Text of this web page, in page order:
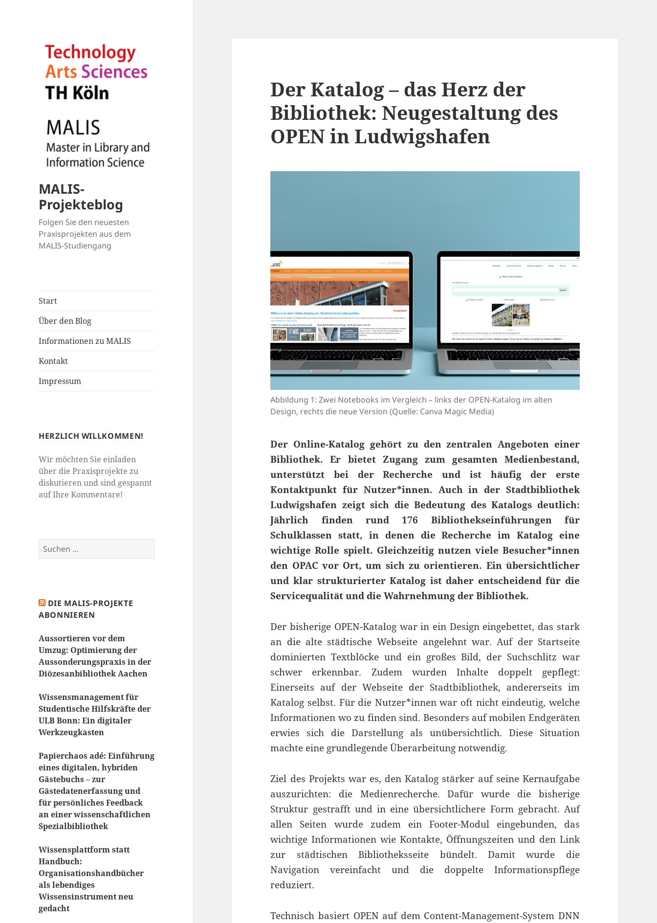
MALIS-
Projekteblog
Folgen Sie den neuesten
Praxisprojekten aus dem
MALIS-Studiengang
Start
Über den Blog
Informationen zu MALIS
Kontakt
Impressum
HERZLICH WILLKOMMEN!
Wir möchten Sie einladen
über die Praxisprojekte zu
diskutieren und sind gespannt
auf Ihre Kommentare!
Suchen
nach:
DIE MALIS-PROJEKTE
ABONNIEREN
Aussortieren vor dem
Umzug: Optimierung der
Aussonderungspraxis in der
Diözesanbibliothek Aachen
Wissensmanagement für
Studentische Hilfskräfte der
ULB Bonn: Ein digitaler
Werkzeugkasten
Papierchaos adé: Einführung
eines digitalen, hybriden
Gästebuchs – zur
Gästedatenerfassung und
für persönliches Feedback
an einer wissenschaftlichen
Spezialbibliothek
Wissensplattform statt
Handbuch:
Organisationshandbücher
als lebendiges
Wissensinstrument neu
gedacht
Der Katalog – das Herz der
Bibliothek: Neugestaltung des
OPEN in Ludwigshafen
Abbildung 1: Zwei Notebooks im Vergleich – links der OPEN-Katalog im alten
Design, rechts die neue Version (Quelle: Canva Magic Media)
Der Online-Katalog gehört zu den zentralen Angeboten einer
Bibliothek. Er bietet Zugang zum gesamten Medienbestand,
unterstützt bei der Recherche und ist häufig der erste
Kontaktpunkt für Nutzer*innen. Auch in der Stadtbibliothek
Ludwigshafen zeigt sich die Bedeutung des Katalogs deutlich:
Jährlich finden rund 176 Bibliothekseinführungen für
Schulklassen statt, in denen die Recherche im Katalog eine
wichtige Rolle spielt. Gleichzeitig nutzen viele Besucher*innen
den OPAC vor Ort, um sich zu orientieren. Ein übersichtlicher
und klar strukturierter Katalog ist daher entscheidend für die
Servicequalität und die Wahrnehmung der Bibliothek.
Der bisherige OPEN-Katalog war in ein Design eingebettet, das stark
an die alte städtische Webseite angelehnt war. Auf der Startseite
dominierten Textblöcke und ein großes Bild, der Suchschlitz war
schwer erkennbar. Zudem wurden Inhalte doppelt gepflegt:
Einerseits auf der Webseite der Stadtbibliothek, andererseits im
Katalog selbst. Für die Nutzer*innen war oft nicht eindeutig, welche
Informationen wo zu finden sind. Besonders auf mobilen Endgeräten
erwies sich die Darstellung als unübersichtlich. Diese Situation
machte eine grundlegende Überarbeitung notwendig.
Ziel des Projekts war es, den Katalog stärker auf seine Kernaufgabe
auszurichten: die Medienrecherche. Dafür wurde die bisherige
Struktur gestrafft und in eine übersichtlichere Form gebracht. Auf
allen Seiten wurde zudem ein Footer-Modul eingebunden, das
wichtige Informationen wie Kontakte, Öffnungszeiten und den Link
zur städtischen Bibliotheksseite bündelt. Damit wurde die
Navigation vereinfacht und die doppelte Informationspflege
reduziert.
Technisch basiert OPEN auf dem Content-Management-System DNN